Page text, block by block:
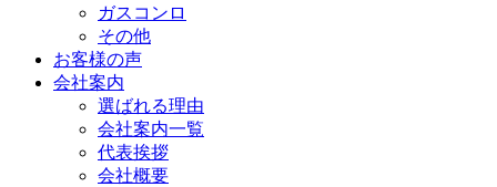
ガスコンロ
その他
お客様の声
会社案内
選ばれる理由
会社案内一覧
代表挨拶
会社概要